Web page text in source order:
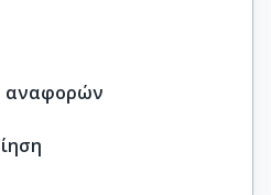
αναφορών